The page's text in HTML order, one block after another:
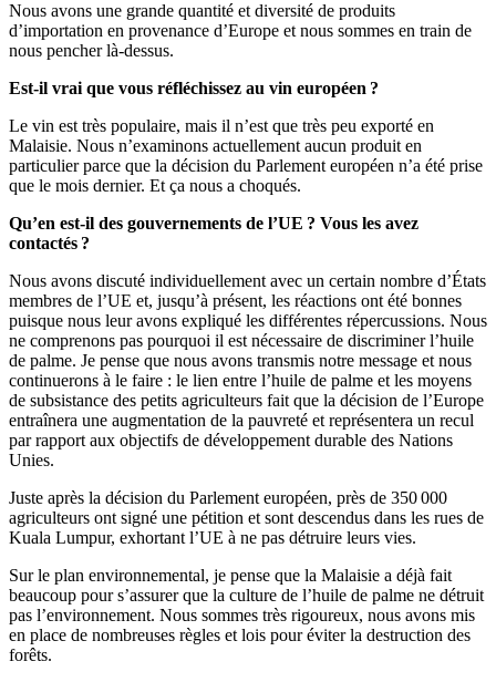
Nous avons une grande quantité et diversité de produits
d’importation en provenance d’Europe et nous sommes en train de
nous pencher là-dessus.
Est-il vrai que vous réfléchissez au vin européen ?
Le vin est très populaire, mais il n’est que très peu exporté en
Malaisie. Nous n’examinons actuellement aucun produit en
particulier parce que la décision du Parlement européen n’a été prise
que le mois dernier. Et ça nous a choqués.
Qu’en est-il des gouvernements de l’UE ? Vous les avez
contactés ?
Nous avons discuté individuellement avec un certain nombre d’États
membres de l’UE et, jusqu’à présent, les réactions ont été bonnes
puisque nous leur avons expliqué les différentes répercussions. Nous
ne comprenons pas pourquoi il est nécessaire de discriminer l’huile
de palme. Je pense que nous avons transmis notre message et nous
continuerons à le faire : le lien entre l’huile de palme et les moyens
de subsistance des petits agriculteurs fait que la décision de l’Europe
entraînera une augmentation de la pauvreté et représentera un recul
par rapport aux objectifs de développement durable des Nations
Unies.
Juste après la décision du Parlement européen, près de 350 000
agriculteurs ont signé une pétition et sont descendus dans les rues de
Kuala Lumpur, exhortant l’UE à ne pas détruire leurs vies.
Sur le plan environnemental, je pense que la Malaisie a déjà fait
beaucoup pour s’assurer que la culture de l’huile de palme ne détruit
pas l’environnement. Nous sommes très rigoureux, nous avons mis
en place de nombreuses règles et lois pour éviter la destruction des
forêts.